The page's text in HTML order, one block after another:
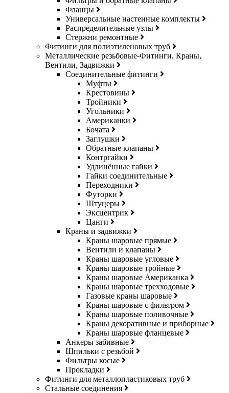
Фланцы
Универсальные настенные комплекты
Распределительные узлы
Стержни ремонтные
Фитинги для полиэтиленовых труб
Металлические резьбовые-Фитинги, Краны,
Вентили, Задвижки
Соединительные фитинги
Муфты
Крестовины
Тройники
Угольники
Американки
Бочата
Заглушки
Обратные клапаны
Контргайки
Удлинённые гайки
Гайки соединительные
Переходники
Футорки
Штуцеры
Эксцентрик
Цанги
Краны и задвижки
Краны шаровые прямые
Вентили и клапаны
Краны шаровые угловые
Краны шаровые тройные
Краны шаровые Американка
Краны шаровые трехходовые
Газовые краны шаровые
Краны шаровые с фильтром
Краны шаровые поливочные
Краны декоративные и приборные
Краны шаровые фланцевые
Анкеры забивные
Шпильки с резьбой
Фильтры косые
Прокладки
Фитинги для металлопластиковых труб
Стальные соединения